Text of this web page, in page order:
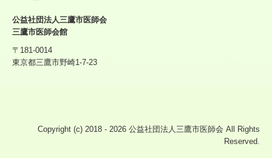
公益社団法人三鷹市医師会
三鷹市医師会館
〒181-0014
東京都三鷹市野崎1-7-23
Copyright (c) 2018 - 2026 公益社団法人三鷹市医師会 All Rights
Reserved.